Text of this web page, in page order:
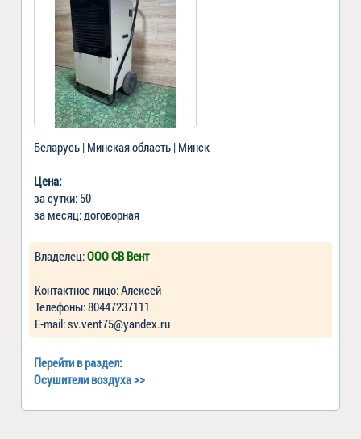
Беларусь | Минская область | Минск
Цена:
за сутки: 50
за месяц: договорная
Владелец:ООО СВ Вент
Контактное лицо: Алексей
Телефоны: 80447237111
Е-mail: sv.vent75@yandex.ru
Перейти в раздел:
Осушители воздуха>>